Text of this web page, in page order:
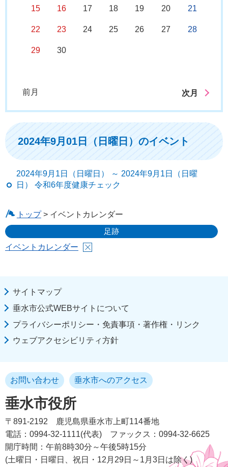
15 16 17 18 19 20 21
22 23 24 25 26 27 28
29 30
前月 次月
2024年9月01日（日曜日）のイベント
2024年9月1日（日曜日） ～ 2024年9月1日（日曜
日） 令和6年度健康チェック
トップ> イベントカレンダー
足跡
イベントカレンダー
サイトマップ
垂水市公式WEBサイトについて
プライバシーポリシー・免責事項・著作権・リンク
ウェブアクセシビリティ方針
垂水市役所
お問い合わせ 垂水市へのアクセス
〒891-2192
鹿児島県垂水市上町114番地
電話：0994-32-1111(代表)
ファックス：0994-32-6625
開庁時間：午前8時30分～午後5時15分
(土曜日・日曜日、祝日・12月29日～1月3日は除く)